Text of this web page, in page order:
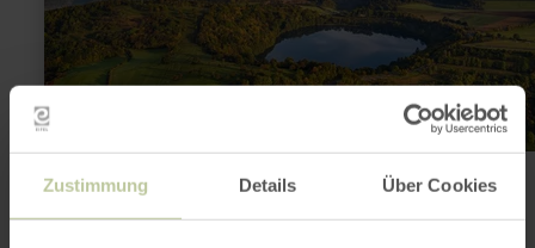
Zustimmung Details Über Cookies
Vulkanlandschaften erleben
Einst krachte und brodelte es in der Eifel gewaltig… entdecke